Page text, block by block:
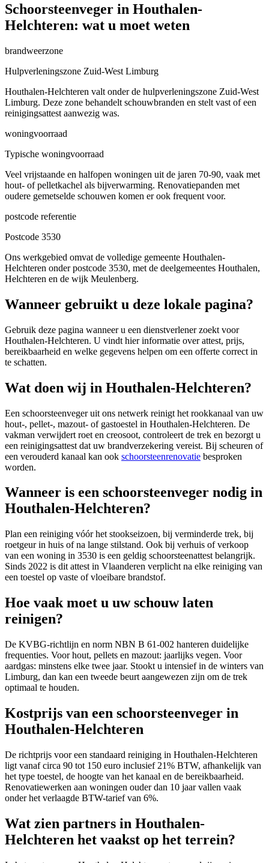
Schoorsteenveger in Houthalen-
Helchteren: wat u moet weten
brandweerzone
Hulpverleningszone Zuid-West Limburg
Houthalen-Helchteren valt onder de hulpverleningszone Zuid-West
Limburg. Deze zone behandelt schouwbranden en stelt vast of een
reinigingsattest aanwezig was.
woningvoorraad
Typische woningvoorraad
Veel vrijstaande en halfopen woningen uit de jaren 70-90, vaak met
hout- of pelletkachel als bijverwarming. Renovatiepanden met
oudere gemetselde schouwen komen er ook frequent voor.
postcode referentie
Postcode 3530
Ons werkgebied omvat de volledige gemeente Houthalen-
Helchteren onder postcode 3530, met de deelgemeentes Houthalen,
Helchteren en de wijk Meulenberg.
Wanneer gebruikt u deze lokale pagina?
Gebruik deze pagina wanneer u een dienstverlener zoekt voor
Houthalen-Helchteren. U vindt hier informatie over attest, prijs,
bereikbaarheid en welke gegevens helpen om een offerte correct in
te schatten.
Wat doen wij in Houthalen-Helchteren?
Een schoorsteenveger uit ons netwerk reinigt het rookkanaal van uw
hout-, pellet-, mazout- of gastoestel in Houthalen-Helchteren. De
vakman verwijdert roet en creosoot, controleert de trek en bezorgt u
een reinigingsattest dat uw brandverzekering vereist. Bij scheuren of
een verouderd kanaal kan ook schoorsteenrenovatie besproken
worden.
Wanneer is een schoorsteenveger nodig in
Houthalen-Helchteren?
Plan een reiniging vóór het stookseizoen, bij verminderde trek, bij
roetgeur in huis of na lange stilstand. Ook bij verhuis of verkoop
van een woning in 3530 is een geldig schoorsteenattest belangrijk.
Sinds 2022 is dit attest in Vlaanderen verplicht na elke reiniging van
een toestel op vaste of vloeibare brandstof.
Hoe vaak moet u uw schouw laten
reinigen?
De KVBG-richtlijn en norm NBN B 61-002 hanteren duidelijke
frequenties. Voor hout, pellets en mazout: jaarlijks vegen. Voor
aardgas: minstens elke twee jaar. Stookt u intensief in de winters van
Limburg, dan kan een tweede beurt aangewezen zijn om de trek
optimaal te houden.
Kostprijs van een schoorsteenveger in
Houthalen-Helchteren
De richtprijs voor een standaard reiniging in Houthalen-Helchteren
ligt vanaf circa 90 tot 150 euro inclusief 21% BTW, afhankelijk van
het type toestel, de hoogte van het kanaal en de bereikbaarheid.
Renovatiewerken aan woningen ouder dan 10 jaar vallen vaak
onder het verlaagde BTW-tarief van 6%.
Wat zien partners in Houthalen-
Helchteren het vaakst op het terrein?